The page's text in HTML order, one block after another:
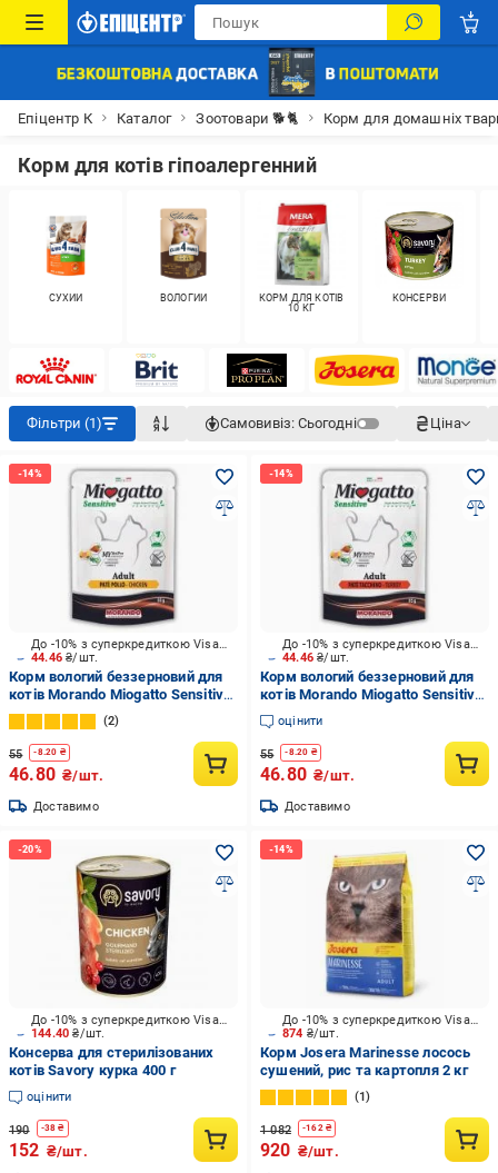
Епіцентр К Каталог Зоотовари 🐕🐈 Корм для домашніх
Корм для котів гіпоалергенний
СУХИЙ ВОЛОГИЙ
КОРМ ДЛЯ КОТІВ
10 КГ
КОНСЕРВИ
Фільтри (1) Самовивіз: Сьогодні Ціна
44.46₴/шт.
До -10% з суперкредиткою Visa Вигода
Корм вологий беззерновий для
котів Morando Miogatto Sensitive
Monoprotein курка 85 г
2
55 -8.20 ₴
46.80 ₴/шт.
Доставимо
44.46₴/шт.
До -10% з суперкредиткою Visa Вигода
Корм вологий беззерновий для
котів Morando Miogatto Sensitive
Monoprotein індичка 85 г
оцінити
55 -8.20 ₴
46.80 ₴/шт.
Доставимо
144.40₴/шт.
До -10% з суперкредиткою Visa Вигода
Консерва для стерилізованих
котів Savory курка 400 г
оцінити
190 -38 ₴
152 ₴/шт.
874 ₴/шт.
До -10% з суперкредиткою Visa Вигода
Корм Josera Marinesse лосось
сушений, рис та картопля 2 кг
1
1 082 -162₴
920 ₴/шт.